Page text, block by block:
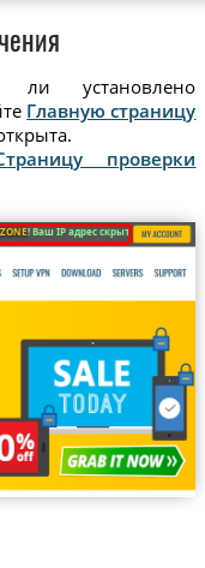
ли установлено
Главную страницу
проверки
! Ваш IP адрес скрыт!